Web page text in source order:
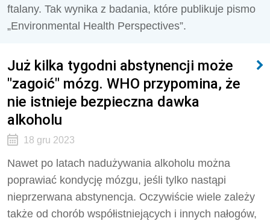
ftalany. Tak wynika z badania, które publikuje pismo
„Environmental Health Perspectives”.
Już kilka tygodni abstynencji może
"zagoić" mózg. WHO przypomina, że
nie istnieje bezpieczna dawka
alkoholu
18 gru 2023
Nawet po latach nadużywania alkoholu można
poprawiać kondycję mózgu, jeśli tylko nastąpi
nieprzerwana abstynencja. Oczywiście wiele zależy
także od chorób współistniejących i innych nałogów,